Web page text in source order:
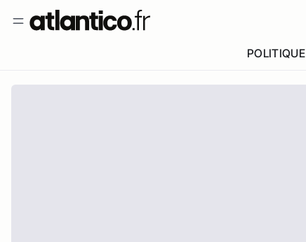
POLITIQUE